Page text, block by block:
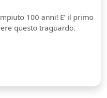
100 anni! E' il primo
questo traguardo.